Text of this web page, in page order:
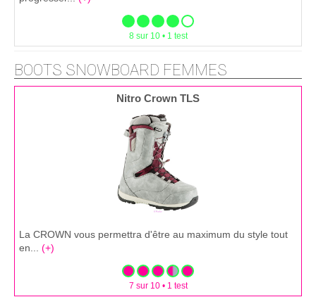
8 sur 10 • 1 test
BOOTS SNOWBOARD FEMMES
Nitro Crown TLS
La CROWN vous permettra d'être au maximum du style tout
en... (+)
7 sur 10 • 1 test